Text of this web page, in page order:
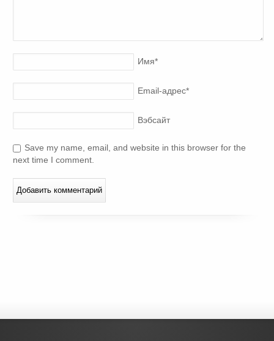
Имя*
Email-адрес*
Вэбсайт
Save my name, email, and website in this browser for the
next time I comment.